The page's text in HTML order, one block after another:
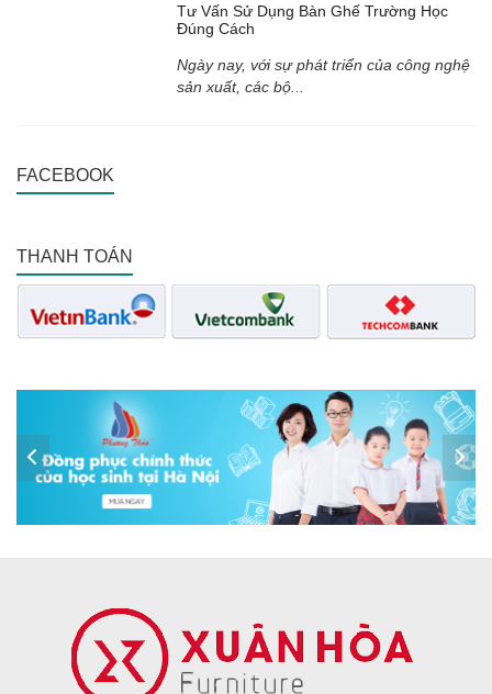
Tư Vấn Sử Dụng Bàn Ghế Trường Học
Đúng Cách
Ngày nay, với sự phát triển của công nghệ
sản xuất, các bộ...
FACEBOOK
THANH TOÁN